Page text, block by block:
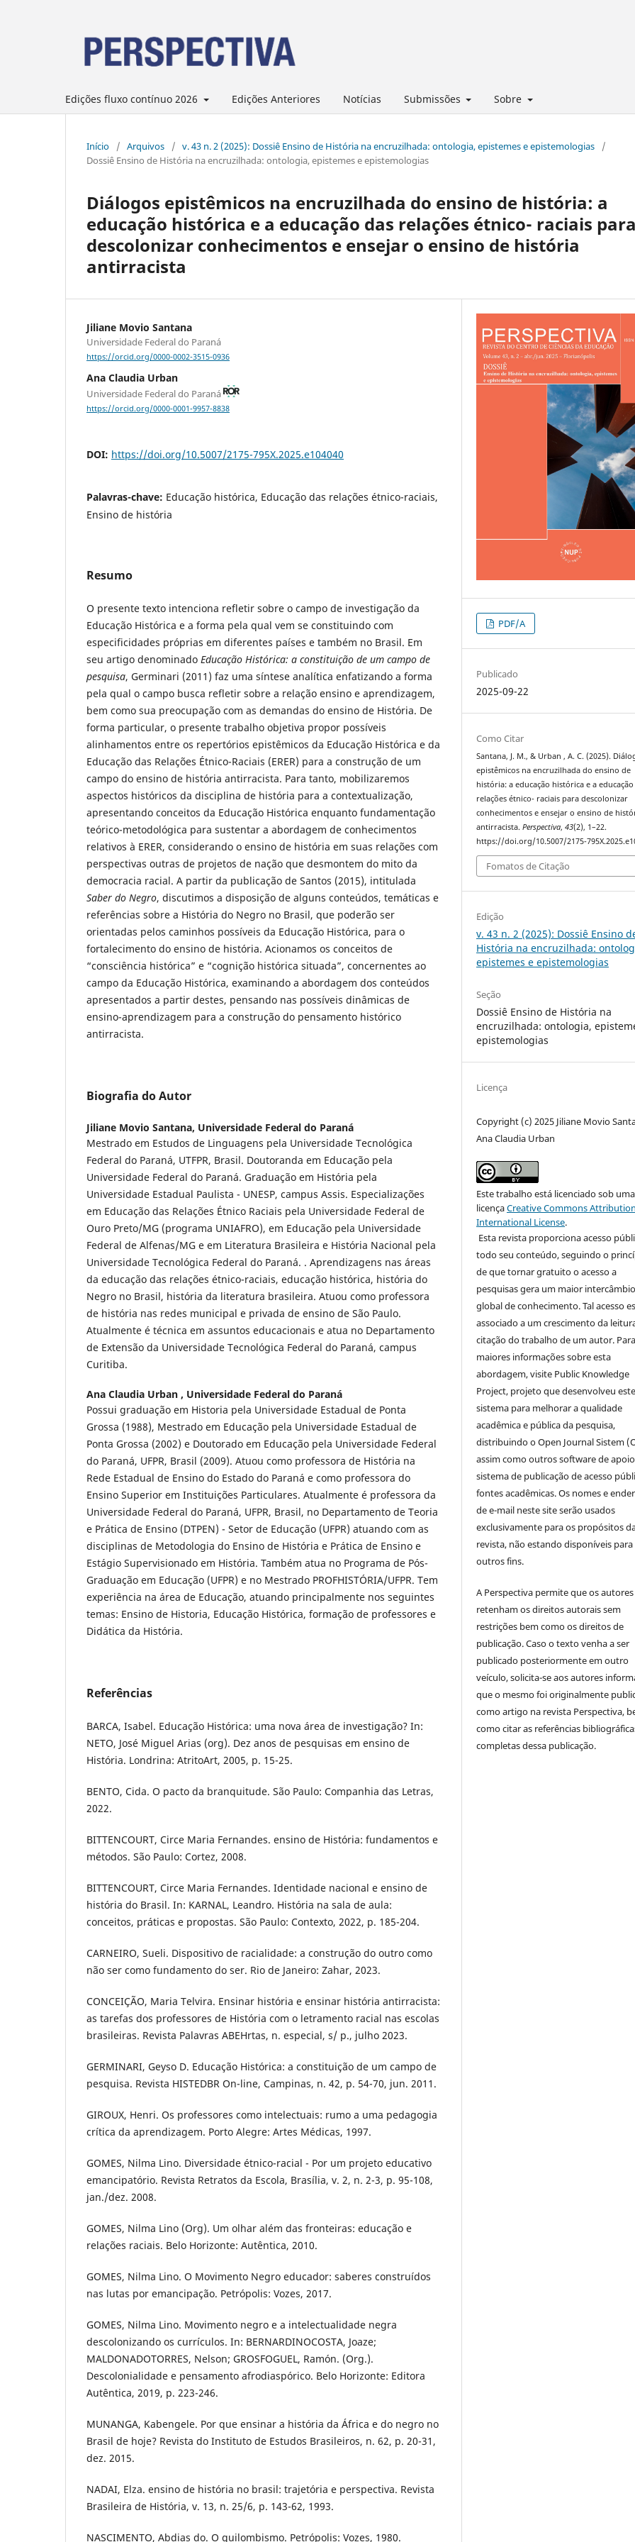
Edições fluxo contínuo 2026 Edições Anteriores Notícias Submissões Sobre
Início / Arquivos / v. 43 n. 2 (2025): Dossiê Ensino de História na encruzilhada: ontologia, epistemes e epistemologias
/
Dossiê Ensino de História na encruzilhada: ontologia, epistemes e epistemologias
Diálogos epistêmicos na encruzilhada do ensino de história: a
educação histórica e a educação das relações étnico- raciais para
descolonizar conhecimentos e ensejar o ensino de história
antirracista
Jiliane Movio Santana
Universidade Federal do Paraná
https://orcid.org/0000-0002-3515-0936
Ana Claudia Urban
Universidade Federal do Paraná
https://orcid.org/0000-0001-9957-8838
DOI: https://doi.org/10.5007/2175-795X.2025.e104040
Palavras-chave: Educação histórica, Educação das relações étnico-raciais,
Ensino de história
Resumo
O presente texto intenciona refletir sobre o campo de investigação da
Educação Histórica e a forma pela qual vem se constituindo com
especificidades próprias em diferentes países e também no Brasil. Em
seu artigo denominado Educação Histórica: a constituição de um campo de
pesquisa, Germinari (2011) faz uma síntese analítica enfatizando a forma
pela qual o campo busca refletir sobre a relação ensino e aprendizagem,
bem como sua preocupação com as demandas do ensino de História. De
forma particular, o presente trabalho objetiva propor possíveis
alinhamentos entre os repertórios epistêmicos da Educação Histórica e da
Educação das Relações Étnico-Raciais (ERER) para a construção de um
campo do ensino de história antirracista. Para tanto, mobilizaremos
aspectos históricos da disciplina de história para a contextualização,
apresentando conceitos da Educação Histórica enquanto fundamentação
teórico-metodológica para sustentar a abordagem de conhecimentos
relativos à ERER, considerando o ensino de história em suas relações com
perspectivas outras de projetos de nação que desmontem do mito da
democracia racial. A partir da publicação de Santos (2015), intitulada
Saber do Negro, discutimos a disposição de alguns conteúdos, temáticas e
referências sobre a História do Negro no Brasil, que poderão ser
orientadas pelos caminhos possíveis da Educação Histórica, para o
fortalecimento do ensino de história. Acionamos os conceitos de
“consciência histórica” e “cognição histórica situada”, concernentes ao
campo da Educação Histórica, examinando a abordagem dos conteúdos
apresentados a partir destes, pensando nas possíveis dinâmicas de
ensino-aprendizagem para a construção do pensamento histórico
antirracista.
Biografia do Autor
Jiliane Movio Santana, Universidade Federal do Paraná
Mestrado em Estudos de Linguagens pela Universidade Tecnológica
Federal do Paraná, UTFPR, Brasil. Doutoranda em Educação pela
Universidade Federal do Paraná. Graduação em História pela
Universidade Estadual Paulista - UNESP, campus Assis. Especializações
em Educação das Relações Étnico Raciais pela Universidade Federal de
Ouro Preto/MG (programa UNIAFRO), em Educação pela Universidade
Federal de Alfenas/MG e em Literatura Brasileira e História Nacional pela
Universidade Tecnológica Federal do Paraná. . Aprendizagens nas áreas
da educação das relações étnico-raciais, educação histórica, história do
Negro no Brasil, história da literatura brasileira. Atuou como professora
de história nas redes municipal e privada de ensino de São Paulo.
Atualmente é técnica em assuntos educacionais e atua no Departamento
de Extensão da Universidade Tecnológica Federal do Paraná, campus
Curitiba.
Ana Claudia Urban , Universidade Federal do Paraná
Possui graduação em Historia pela Universidade Estadual de Ponta
Grossa (1988), Mestrado em Educação pela Universidade Estadual de
Ponta Grossa (2002) e Doutorado em Educação pela Universidade Federal
do Paraná, UFPR, Brasil (2009). Atuou como professora de História na
Rede Estadual de Ensino do Estado do Paraná e como professora do
Ensino Superior em Instituições Particulares. Atualmente é professora da
Universidade Federal do Paraná, UFPR, Brasil, no Departamento de Teoria
e Prática de Ensino (DTPEN) - Setor de Educação (UFPR) atuando com as
disciplinas de Metodologia do Ensino de História e Prática de Ensino e
Estágio Supervisionado em História. Também atua no Programa de Pós-
Graduação em Educação (UFPR) e no Mestrado PROFHISTÓRIA/UFPR. Tem
experiência na área de Educação, atuando principalmente nos seguintes
temas: Ensino de Historia, Educação Histórica, formação de professores e
Didática da História.
Referências
BARCA, Isabel. Educação Histórica: uma nova área de investigação? In:
NETO, José Miguel Arias (org). Dez anos de pesquisas em ensino de
História. Londrina: AtritoArt, 2005, p. 15-25.
BENTO, Cida. O pacto da branquitude. São Paulo: Companhia das Letras,
2022.
BITTENCOURT, Circe Maria Fernandes. ensino de História: fundamentos e
métodos. São Paulo: Cortez, 2008.
BITTENCOURT, Circe Maria Fernandes. Identidade nacional e ensino de
história do Brasil. In: KARNAL, Leandro. História na sala de aula:
conceitos, práticas e propostas. São Paulo: Contexto, 2022, p. 185-204.
CARNEIRO, Sueli. Dispositivo de racialidade: a construção do outro como
não ser como fundamento do ser. Rio de Janeiro: Zahar, 2023.
CONCEIÇÃO, Maria Telvira. Ensinar história e ensinar história antirracista:
as tarefas dos professores de História com o letramento racial nas escolas
brasileiras. Revista Palavras ABEHrtas, n. especial, s/ p., julho 2023.
GERMINARI, Geyso D. Educação Histórica: a constituição de um campo de
pesquisa. Revista HISTEDBR On-line, Campinas, n. 42, p. 54-70, jun. 2011.
GIROUX, Henri. Os professores como intelectuais: rumo a uma pedagogia
crítica da aprendizagem. Porto Alegre: Artes Médicas, 1997.
GOMES, Nilma Lino. Diversidade étnico-racial - Por um projeto educativo
emancipatório. Revista Retratos da Escola, Brasília, v. 2, n. 2-3, p. 95-108,
jan./dez. 2008.
GOMES, Nilma Lino (Org). Um olhar além das fronteiras: educação e
relações raciais. Belo Horizonte: Autêntica, 2010.
GOMES, Nilma Lino. O Movimento Negro educador: saberes construídos
nas lutas por emancipação. Petrópolis: Vozes, 2017.
GOMES, Nilma Lino. Movimento negro e a intelectualidade negra
descolonizando os currículos. In: BERNARDINO­COSTA, Joaze;
MALDONADO­TORRES, Nelson; GROSFOGUEL, Ramón. (Org.).
Descolonialidade e pensamento afrodiaspórico. Belo Horizonte: Editora
Autêntica, 2019, p. 223-246.
MUNANGA, Kabengele. Por que ensinar a história da África e do negro no
Brasil de hoje? Revista do Instituto de Estudos Brasileiros, n. 62, p. 20-31,
dez. 2015.
NADAI, Elza. ensino de história no brasil: trajetória e perspectiva. Revista
Brasileira de História, v. 13, n. 25/6, p. 143-62, 1993.
NASCIMENTO, Abdias do. O quilombismo. Petrópolis: Vozes, 1980.
PDF/A
Publicado
2025-09-22
Como Citar
Santana, J. M., & Urban , A. C. (2025).
epistêmicos na encruzilhada do ensino de
história: a educação histórica e a educação
relações étnico- raciais para descolonizar
conhecimentos e ensejar o ensino de
antirracista.Perspectiva,43(2), 1–22.
https://doi.org/10.5007/2175-
Fomatos de Citação
Edição
v. 43 n. 2 (2025): Dossiê Ensino
História na encruzilhada:
epistemes e epistemologias
Seção
Dossiê Ensino de História na
encruzilhada: ontologia,
epistemologias
Licença
Copyright (c) 2025 Jiliane Movio
Ana Claudia Urban
Este trabalho está licenciado sob uma
licençaCreative Commons
International License.
Esta revista proporciona acesso
todo seu conteúdo, seguindo o
de que tornar gratuito o acesso a
pesquisas gera um maior intercâmbio
global de conhecimento. Tal acesso
associado a um crescimento da
citação do trabalho de um autor. Para
maiores informações sobre esta
abordagem, visite Public Knowledge
Project, projeto que desenvolveu este
sistema para melhorar a qualidade
acadêmica e pública da pesquisa,
distribuindo o Open Journal Sistem
assim como outros software de
sistema de publicação de acesso
fontes acadêmicas. Os nomes e
de e-mail neste site serão usados
exclusivamente para os propósitos
revista, não estando disponíveis para
outros fins.
A Perspectiva permite que os autores
retenham os direitos autorais sem
restrições bem como os direitos de
publicação. Caso o texto venha a ser
publicado posteriormente em outro
veículo, solicita-se aos autores
que o mesmo foi originalmente
como artigo na revista Perspectiva,
como citar as referências
completas dessa publicação.